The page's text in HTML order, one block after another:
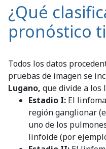
¿Qué
pronóstico
Todos los datos
pruebas de imagen se
Lugano, que divide a los
Estadio I: El
región ganglionar
uno de los
linfoide (por